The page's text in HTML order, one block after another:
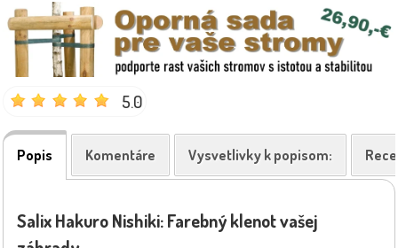
5.0
Popis Komentáre Vysvetlivky k popisom:
Salix Hakuro Nishiki: Farebný klenot vašej